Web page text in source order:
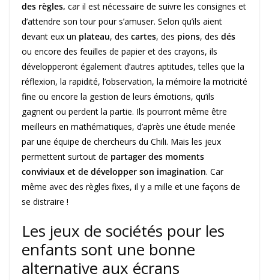
des règles, car il est nécessaire de suivre les consignes et
d’attendre son tour pour s’amuser. Selon qu’ils aient
devant eux un plateau, des cartes, des pions, des dés
ou encore des feuilles de papier et des crayons, ils
développeront également d’autres aptitudes, telles que la
réflexion, la rapidité, l’observation, la mémoire la motricité
fine ou encore la gestion de leurs émotions, qu’ils
gagnent ou perdent la partie. Ils pourront même être
meilleurs en mathématiques, d’après une étude menée
par une équipe de chercheurs du Chili. Mais les jeux
permettent surtout de partager des moments
conviviaux et de développer son imagination. Car
même avec des règles fixes, il y a mille et une façons de
se distraire !
Les jeux de sociétés pour les
enfants sont une bonne
alternative aux écrans